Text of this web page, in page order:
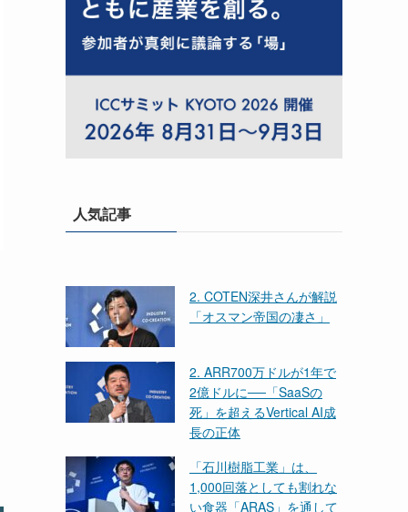
人気記事
2. COTEN深井さんが解説
「オスマン帝国の凄さ」
2. ARR700万ドルが1年で
2億ドルに──「SaaSの
死」を超えるVertical AI成
長の正体
「石川樹脂工業」は、
1,000回落としても割れな
い食器「ARAS」を通して